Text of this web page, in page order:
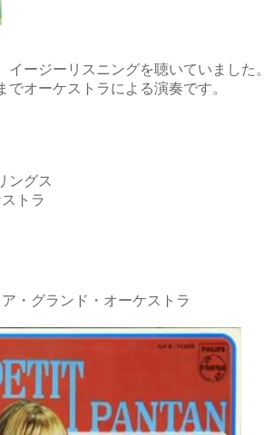
イージーリスニングを聴いていました。
オーケストラによる演奏です。
ングス
トラ
・グランド・オーケストラ